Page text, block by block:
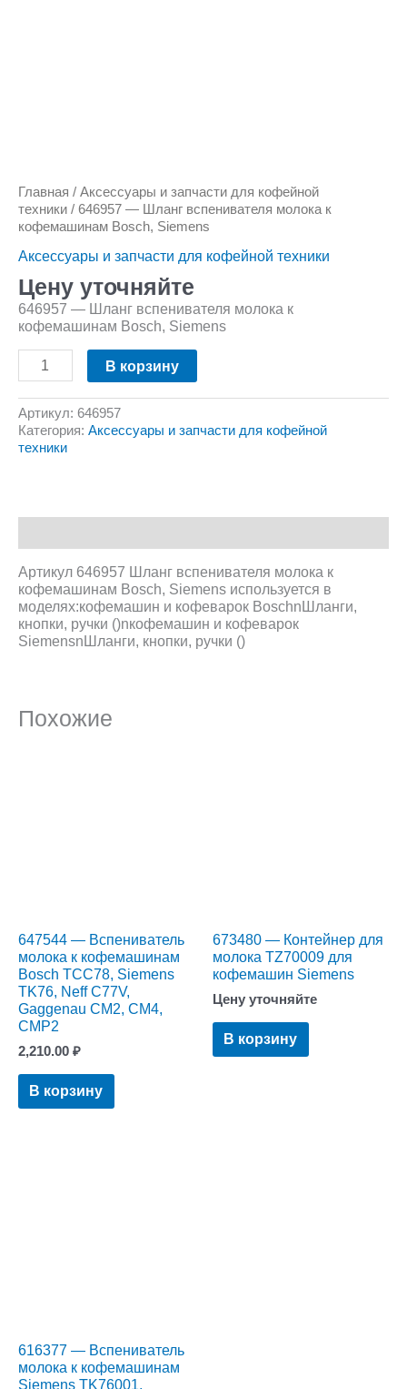
Главная / Аксессуары и запчасти для кофейной
техники / 646957 — Шланг вспенивателя молока к
кофемашинам Bosch, Siemens
Аксессуары и запчасти для кофейной техники
Цену уточняйте
646957 — Шланг вспенивателя молока к
кофемашинам Bosch, Siemens
В корзину
Артикул: 646957
Категория: Аксессуары и запчасти для кофейной
техники
Артикул 646957 Шланг вспенивателя молока к
кофемашинам Bosch, Siemens используется в
моделях:кофемашин и кофеварок BoschnШланги,
кнопки, ручки ()nкофемашин и кофеварок
SiemensnШланги, кнопки, ручки ()
Похожие
647544 — Вспениватель
молока к кофемашинам
Bosch TCC78, Siemens
TK76, Neff C77V,
Gaggenau CM2, CM4,
CMP2
2,210.00 ₽
В корзину
673480 — Контейнер для
молока TZ70009 для
кофемашин Siemens
Цену уточняйте
В корзину
616377 — Вспениватель
молока к кофемашинам
Siemens TK76001,